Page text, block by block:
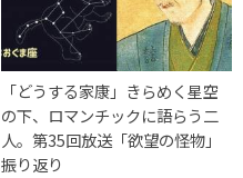
「どうする家康」きらめく星空
の下、ロマンチックに語らう二
人。第35回放送「欲望の怪物」
振り返り